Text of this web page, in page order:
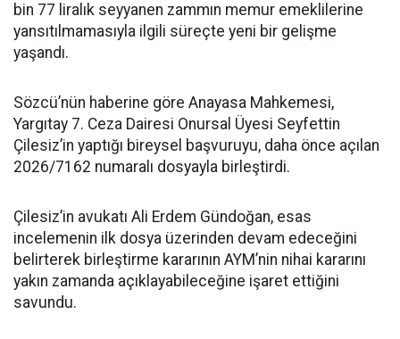
bin 77 liralık seyyanen zammın memur emeklilerine
yansıtılmamasıyla ilgili süreçte yeni bir gelişme
yaşandı.
Sözcü’nün haberine göre Anayasa Mahkemesi,
Yargıtay 7. Ceza Dairesi Onursal Üyesi Seyfettin
Çilesiz’in yaptığı bireysel başvuruyu, daha önce açılan
2026/7162 numaralı dosyayla birleştirdi.
Çilesiz’in avukatı Ali Erdem Gündoğan, esas
incelemenin ilk dosya üzerinden devam edeceğini
belirterek birleştirme kararının AYM’nin nihai kararını
yakın zamanda açıklayabileceğine işaret ettiğini
savundu.